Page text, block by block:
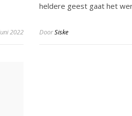
2022
heldere geest gaat het
DoorSiske